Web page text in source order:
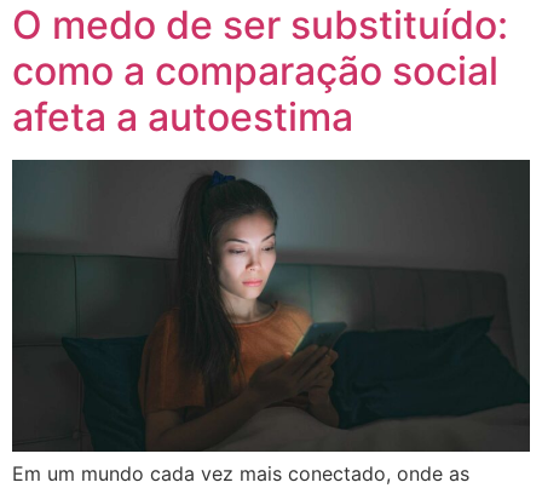
O medo de ser substituído:
como a comparação social
afeta a autoestima
Em um mundo cada vez mais conectado, onde as